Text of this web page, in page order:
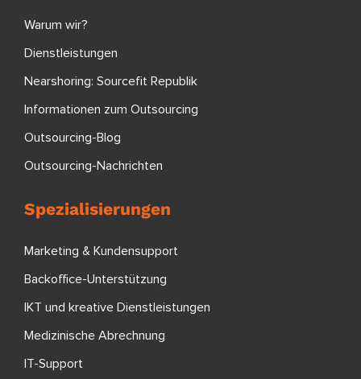
Warum wir?
Dienstleistungen
Nearshoring: Sourcefit Republik
Informationen zum Outsourcing
Outsourcing-Blog
Outsourcing-Nachrichten
Spezialisierungen
Marketing & Kundensupport
Backoffice-Unterstützung
IKT und kreative Dienstleistungen
Medizinische Abrechnung
IT-Support